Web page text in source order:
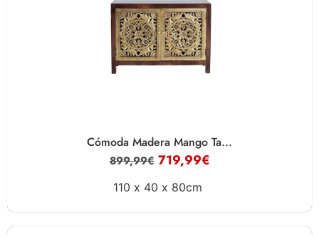
Cómoda Madera Mango Ta...
899,99€ 719,99€
110 x 40 x 80cm